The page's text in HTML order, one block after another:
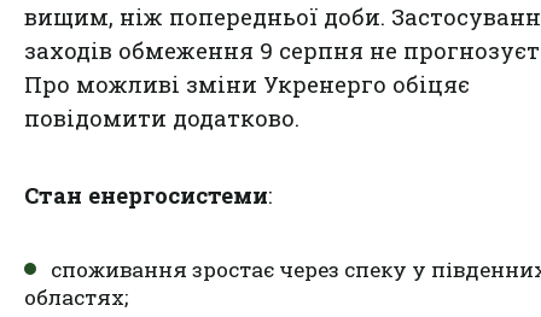
вищим, ніж попередньої доби.
заходів обмеження 9 серпня не
Про можливі зміни Укренерго обіцяє
повідомити додатково.
Стан енергосистеми:
споживання зростає через спеку у
областях;